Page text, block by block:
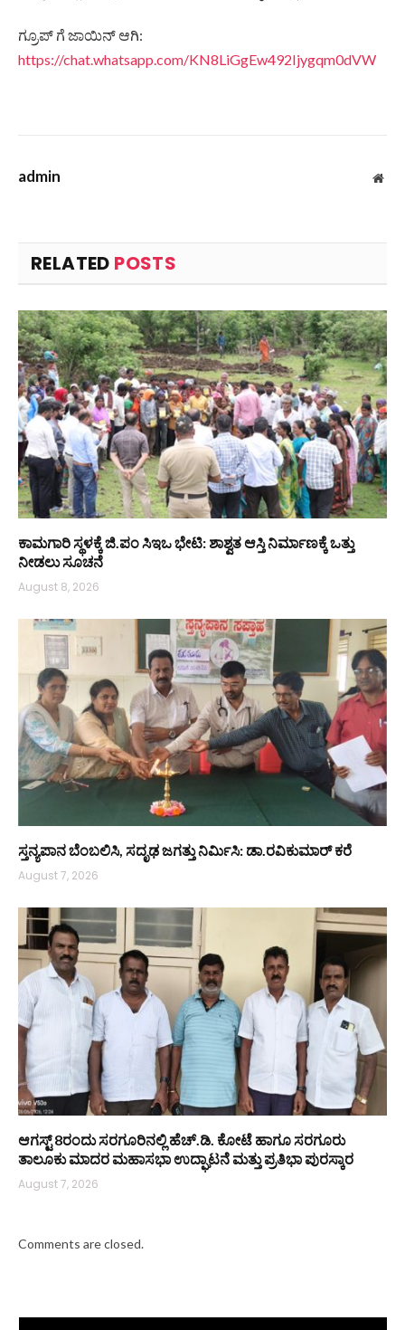
ಗ್ರೂಪ್ ಗೆ ಜಾಯಿನ್ ಆಗಿ:
https://chat.whatsapp.com/KN8LiGgEw492Ijygqm0dVW
admin
RELATED POSTS
ಕಾಮಗಾರಿ ಸ್ಥಳಕ್ಕೆ ಜಿ.ಪಂ ಸಿಇಒ ಭೇಟಿ: ಶಾಶ್ವತ ಆಸ್ತಿ ನಿರ್ಮಾಣಕ್ಕೆ ಒತ್ತು
ನೀಡಲು ಸೂಚನೆ
August 8, 2026
ಸ್ತನ್ಯಪಾನ ಬೆಂಬಲಿಸಿ, ಸದೃಢ ಜಗತ್ತು ನಿರ್ಮಿಸಿ: ಡಾ.ರವಿಕುಮಾರ್ ಕರೆ
August 7, 2026
ಆಗಸ್ಟ್ 8ರಂದು ಸರಗೂರಿನಲ್ಲಿ ಹೆಚ್.ಡಿ. ಕೋಟೆ ಹಾಗೂ ಸರಗೂರು
ತಾಲೂಕು ಮಾದರ ಮಹಾಸಭಾ ಉದ್ಘಾಟನೆ ಮತ್ತು ಪ್ರತಿಭಾ ಪುರಸ್ಕಾರ
August 7, 2026
Comments are closed.